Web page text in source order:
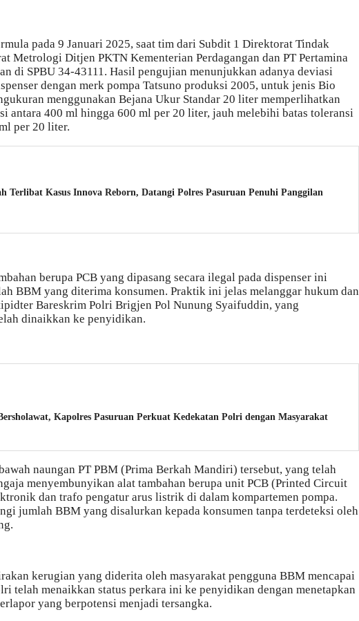
pada 9 Januari 2025, saat tim dari Subdit 1 Direktorat Tindak
Metrologi Ditjen PKTN Kementerian Perdagangan dan PT Pertamina
di SPBU 34-43111. Hasil pengujian menunjukkan adanya deviasi
dengan merk pompa Tatsuno produksi 2005, untuk jenis Bio
menggunakan Bejana Ukur Standar 20 liter memperlihatkan
antara 400 ml hingga 600 ml per 20 liter, jauh melebihi batas toleransi
per 20 liter.
Terlibat Kasus Innova Reborn, Datangi Polres Pasuruan Penuhi Panggilan
berupa PCB yang dipasang secara ilegal pada dispenser ini
BBM yang diterima konsumen. Praktik ini jelas melanggar hukum dan
Bareskrim Polri Brigjen Pol Nunung Syaifuddin, yang
dinaikkan ke penyidikan.
Kapolres Pasuruan Perkuat Kedekatan Polri dengan Masyarakat
naungan PT PBM (Prima Berkah Mandiri) tersebut, yang telah
menyembunyikan alat tambahan berupa unit PCB (Printed Circuit
dan trafo pengatur arus listrik di dalam kompartemen pompa.
jumlah BBM yang disalurkan kepada konsumen tanpa terdeteksi oleh
kerugian yang diderita oleh masyarakat pengguna BBM mencapai
telah menaikkan status perkara ini ke penyidikan dengan menetapkan
yang berpotensi menjadi tersangka.